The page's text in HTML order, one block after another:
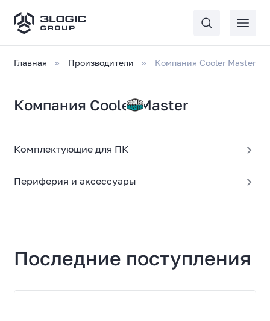
Главная Производители Компания Cooler Master
Компания Cooler Master
Комплектующие для ПК
Периферия и аксессуары
Последние поступления